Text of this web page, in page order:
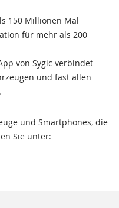
150 Millionen Mal
für mehr als 200
von Sygic verbindet
und fast allen
und Smartphones, die
Sie unter: